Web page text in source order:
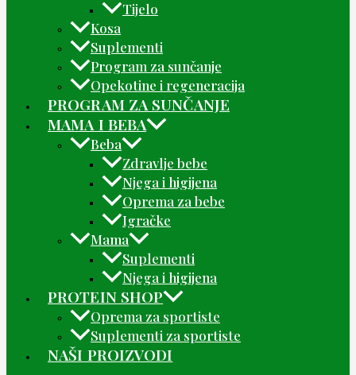
Tijelo
Kosa
Suplementi
Program za sunčanje
Opekotine i regeneracija
PROGRAM ZA SUNČANJE
MAMA I BEBA
Beba
Zdravlje bebe
Njega i higijena
Oprema za bebe
Igračke
Mama
Suplementi
Njega i higijena
PROTEIN SHOP
Oprema za sportiste
Suplementi za sportiste
NAŠI PROIZVODI